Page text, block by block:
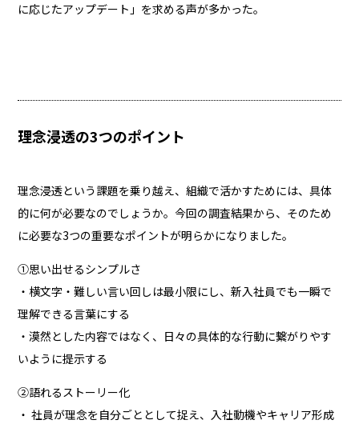
に応じたアップデート」を求める声が多かった。
理念浸透の3つのポイント
理念浸透という課題を乗り越え、組織で活かすためには、具体
的に何が必要なのでしょうか。今回の調査結果から、そのため
に必要な3つの重要なポイントが明らかになりました。
①思い出せるシンプルさ
・横文字・難しい言い回しは最小限にし、新入社員でも一瞬で
理解できる言葉にする
・漠然とした内容ではなく、日々の具体的な行動に繋がりやす
いように提示する
②語れるストーリー化
・ 社員が理念を自分ごととして捉え、入社動機やキャリア形成